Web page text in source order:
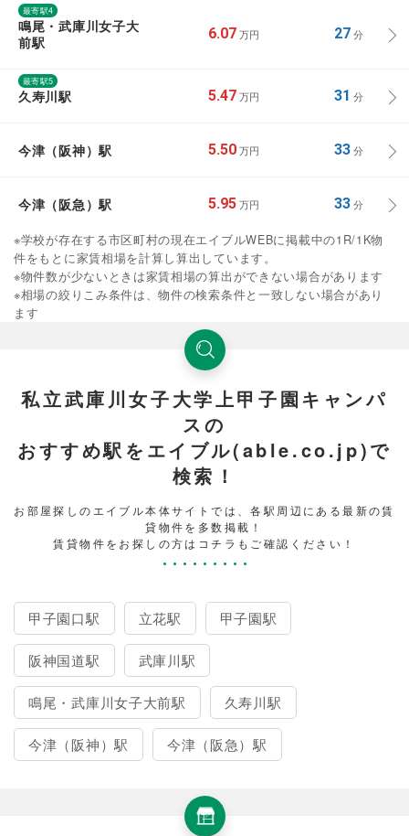
最寄駅4
鳴尾・武庫川女子大
前駅
6.07 万円 27分
最寄駅5
久寿川駅 5.47 万円 31 分
今津（阪神）駅 5.50 万円 33分
今津（阪急）駅 5.95 万円 33分
※学校が存在する市区町村の現在エイブルWEBに掲載中の1R/1K物
件をもとに家賃相場を計算し算出しています。
※物件数が少ないときは家賃相場の算出ができない場合があります
※相場の絞りこみ条件は、物件の検索条件と一致しない場合があり
ます
私立武庫川女子大学上甲子園キャンパ
スの
おすすめ駅をエイブル(able.co.jp)で
検索！
お部屋探しのエイブル本体サイトでは、各駅周辺にある最新の賃
貸物件を多数掲載！
賃貸物件をお探しの方はコチラもご確認ください！
甲子園口駅 立花駅 甲子園駅
阪神国道駅 武庫川駅
鳴尾・武庫川女子大前駅 久寿川駅
今津（阪神）駅 今津（阪急）駅